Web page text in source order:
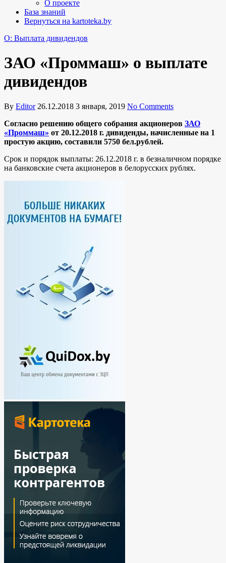
О проекте
База знаний
Вернуться на kartoteka.by
O: Выплата дивидендов
ЗАО «Проммаш» о выплате
дивидендов
By Editor 26.12.2018 3 января, 2019 No Comments
Согласно решению общего собрания акционеров ЗАО
«Проммаш» от 20.12.2018 г. дивиденды, начисленные на 1
простую акцию, составили 5750 бел.рублей.
Срок и порядок выплаты: 26.12.2018 г. в безналичном порядке
на банковские счета акционеров в белорусских рублях.